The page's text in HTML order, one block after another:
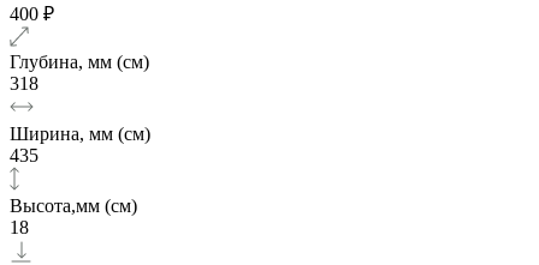
400 ₽
Глубина, мм (см)
318
Ширина, мм (см)
435
Высота,мм (см)
18